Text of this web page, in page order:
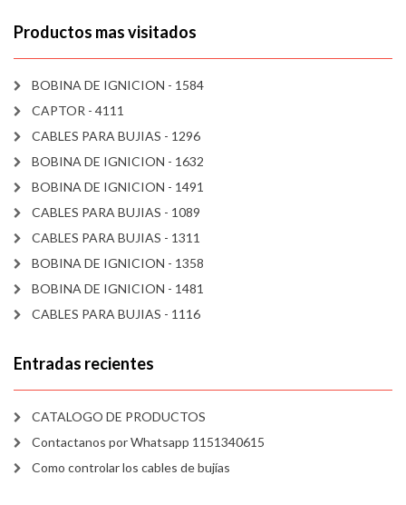
Productos mas visitados
BOBINA DE IGNICION - 1584
CAPTOR - 4111
CABLES PARA BUJIAS - 1296
BOBINA DE IGNICION - 1632
BOBINA DE IGNICION - 1491
CABLES PARA BUJIAS - 1089
CABLES PARA BUJIAS - 1311
BOBINA DE IGNICION - 1358
BOBINA DE IGNICION - 1481
CABLES PARA BUJIAS - 1116
Entradas recientes
CATALOGO DE PRODUCTOS
Contactanos por Whatsapp 1151340615
Como controlar los cables de bujías